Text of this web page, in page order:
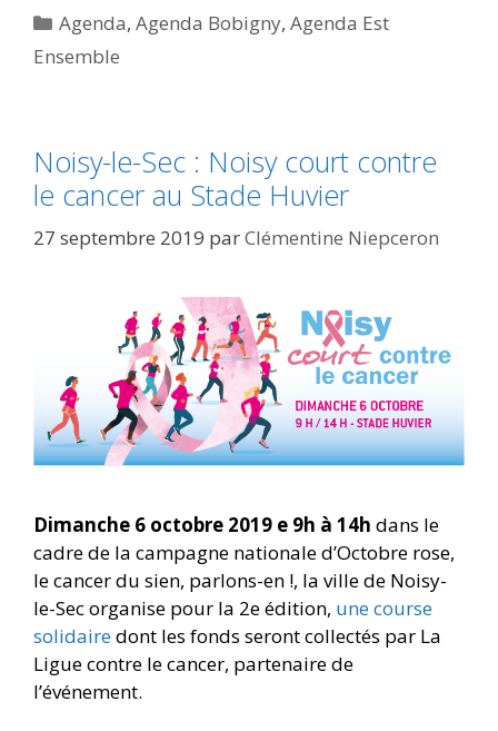
Catégories
Agenda,Agenda Bobigny,Agenda Est
Ensemble
Noisy-le-Sec : Noisy court contre
le cancer au Stade Huvier
27 septembre 2019 parClémentine Niepceron
Dimanche 6 octobre 2019 e 9h à 14h dans le
cadre de la campagne nationale d’Octobre rose,
le cancer du sien, parlons-en !, la ville de Noisy-
le-Sec organise pour la 2e édition, une course
solidairedont les fonds seront collectés par La
Ligue contre le cancer, partenaire de
l’événement.